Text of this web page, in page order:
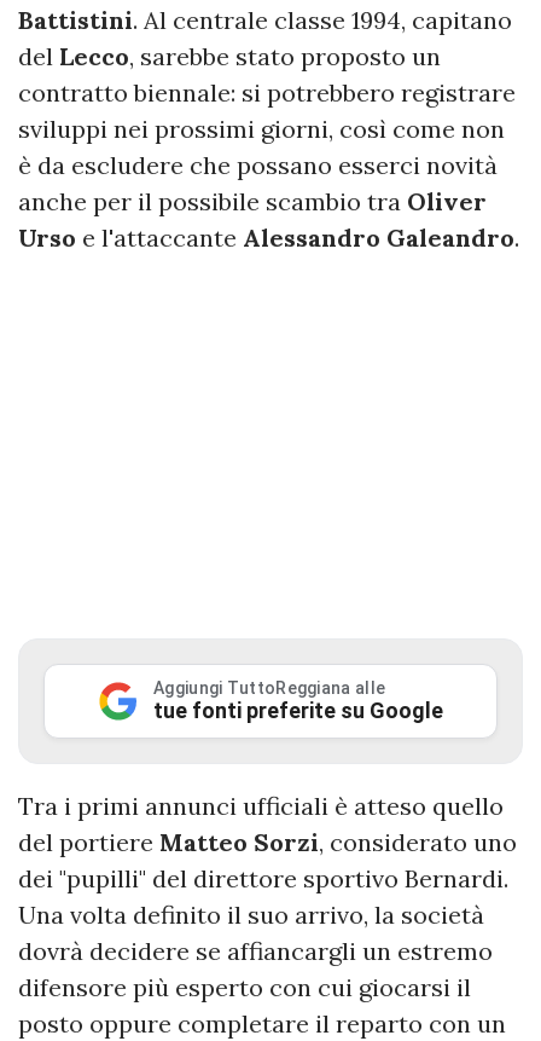
Battistini. Al centrale classe 1994, capitano
del Lecco, sarebbe stato proposto un
contratto biennale: si potrebbero registrare
sviluppi nei prossimi giorni, così come non
è da escludere che possano esserci novità
anche per il possibile scambio tra Oliver
Urso e l'attaccante Alessandro Galeandro.
Aggiungi TuttoReggiana alle
tue fonti preferite su Google
Tra i primi annunci ufficiali è atteso quello
del portiere Matteo Sorzi, considerato uno
dei "pupilli" del direttore sportivo Bernardi.
Una volta definito il suo arrivo, la società
dovrà decidere se affiancargli un estremo
difensore più esperto con cui giocarsi il
posto oppure completare il reparto con un